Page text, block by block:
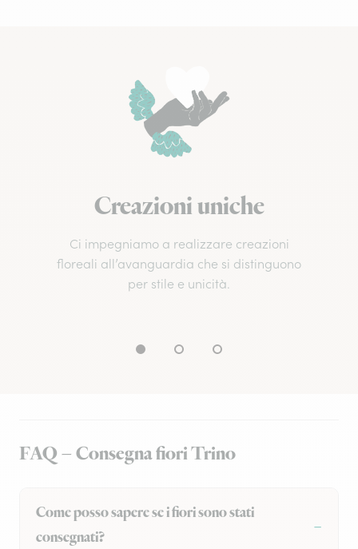
Creazioni uniche
Ci impegniamo a realizzare creazioni
floreali all’avanguardia che si distinguono
per stile e unicità.
FAQ – Consegna fiori Trino
Come posso sapere se i fiori sono stati
consegnati?